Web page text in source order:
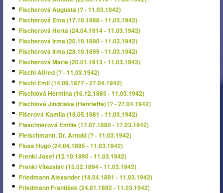
Fischerová Augusta (? - 11.03.1942)
Fischerová Ema (17.10.1888 - 11.03.1942)
Fischerová Herta (24.04.1914 - 11.03.1942)
Fischerová Irma (20.10.1890 - 11.03.1942)
Fischerová Irma (28.10.1899 - 11.03.1942)
Fischerová Marie (20.01.1913 - 11.03.1942)
Fischl Alfred (? - 11.03.1942)
Fischl Emil (14.09.1877 - 27.04.1942)
Fischlová Hermína (16.12.1883 - 11.03.1942)
Fischlová Jindřiška (Henriette) (? - 27.04.1942)
Fišerová Kamila (18.05.1881 - 11.03.1942)
Flaschnerová Emilie (17.07.1880 - 17.03.1942)
Fleischmann, Dr. Arnold (? - 11.03.1942)
Fluss Hugo (24.04.1895 - 11.03.1942)
Frenkl Josef (12.10.1890 - 11.03.1942)
Frenkl Vítězslav (15.02.1894 - 11.03.1942)
Friedmann Alexander (14.04.1891 - 11.03.1942)
Friedmann František (24.01.1892 - 11.03.1942)